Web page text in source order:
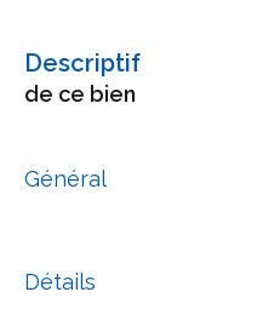
descriptif
de ce bien
Général
Détails